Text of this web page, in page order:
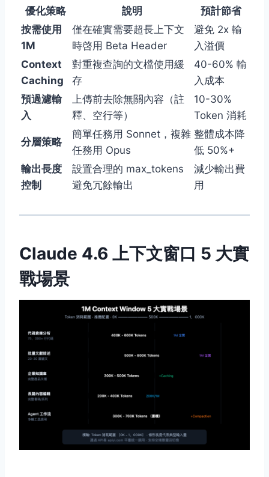
優化策略 說明
預計節省
按需使用
1M
僅在確實需要超長上下文
時啓用 Beta Header
避免 2x 輸
入溢價
Context
Caching
對重複查詢的文檔使用緩
存
40-60% 輸
入成本
預過濾輸
入
上傳前去除無關內容（註
釋、空行等）
10-30%
Token 消耗
分層策略
簡單任務用 Sonnet，複雜
任務用 Opus
整體成本降
低 50%+
輸出長度
控制
設置合理的 max_tokens
避免冗餘輸出
減少輸出費
用
Claude 4.6 上下文窗口 5 大實
戰場景